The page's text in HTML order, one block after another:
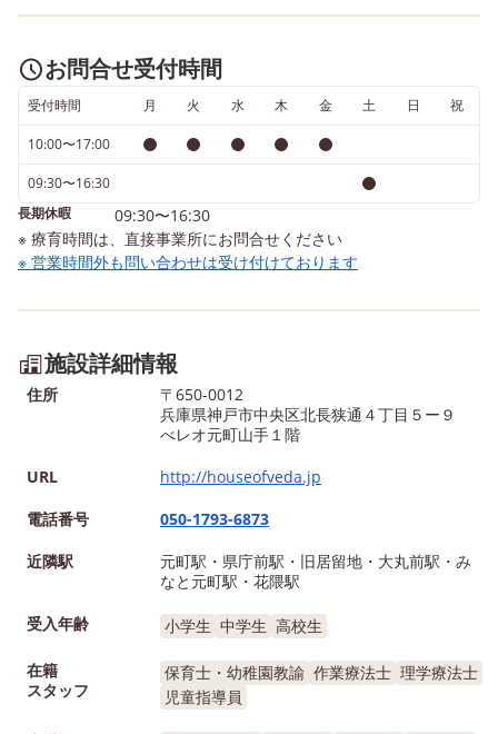
お問合せ受付時間
受付時間 月 火 水 木 金 土 日 祝
10:00〜17:00
09:30〜16:30
長期休暇
09:30〜16:30
※ 療育時間は、直接事業所にお問合せください
※ 営業時間外も問い合わせは受け付けております
施設詳細情報
住所
〒650-0012
兵庫県神戸市中央区北長狭通４丁目５ー９
べレオ元町山手１階
URL
http://houseofveda.jp
電話番号
050-1793-6873
近隣駅
元町駅・県庁前駅・旧居留地・大丸前駅・み
なと元町駅・花隈駅
受入年齢
小学生 中学生 高校生
在籍
スタッフ
保育士・幼稚園教諭 作業療法士 理学療法士
児童指導員